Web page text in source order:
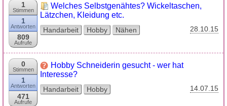
1
Stimmen
1
Antworten
809
Aufrufe
Welches Selbstgenähtes? Wickeltaschen,
Lätzchen, Kleidung etc.
Handarbeit Hobby Nähen 28.10.15
0
Stimmen
1
Antworten
471
Aufrufe
Hobby Schneiderin gesucht - wer hat
Interesse?
Handarbeit Hobby 14.07.15